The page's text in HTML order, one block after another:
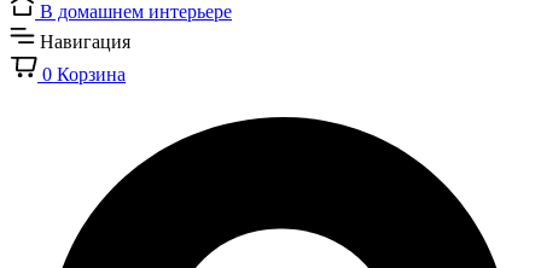
В домашнем интерьере
Навигация
0 Корзина